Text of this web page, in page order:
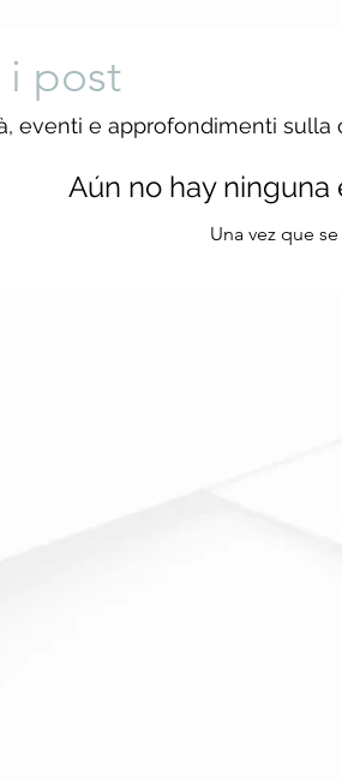
i post
Aún no hay
Una vez que
eventi e approfondimenti sulla